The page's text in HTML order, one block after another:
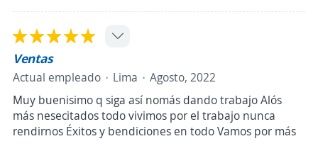
Ventas
Actual empleado Lima
Agosto, 2022
Muy buenisimo q siga así nomás dando trabajo Alós
más nesecitados todo vivimos por el trabajo nunca
rendirnos Éxitos y bendiciones en todo Vamos por más